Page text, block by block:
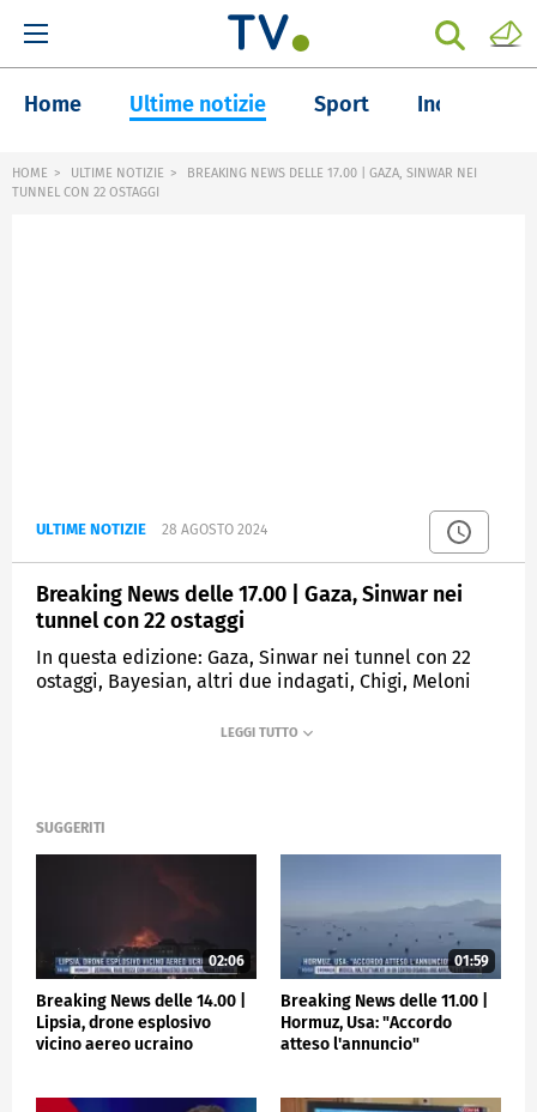
Home Ultime notizie Sport Inchieste
HOME ULTIME NOTIZIE
BREAKING NEWS DELLE 17.00 | GAZA, SINWAR NEI
TUNNEL CON 22 OSTAGGI
ULTIME NOTIZIE 28 AGOSTO 2024
Breaking News delle 17.00 | Gaza, Sinwar nei
tunnel con 22 ostaggi
In questa edizione: Gaza, Sinwar nei tunnel con 22
ostaggi, Bayesian, altri due indagati, Chigi, Meloni
ricerche in corso a San Felice (Ce), Parigi, al via le
SUGGERITI
02:06
Breaking News delle 14.00 |
Lipsia, drone esplosivo
vicino aereo ucraino
01:59
Breaking News delle 11.00 |
Hormuz, Usa: "Accordo
atteso l'annuncio"